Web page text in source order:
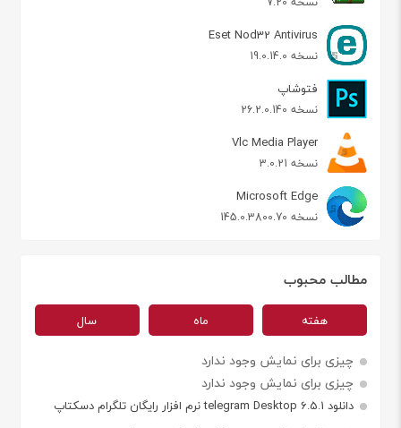
Eset Nod32 Antivirus
نسخه 19.0.14.0
فتوشاپ
نسخه 26.2.0.140
Vlc Media Player
نسخه 3.0.21
Microsoft Edge
نسخه 145.0.3800.70
مطالب محبوب
هفته ماه سال
چیزی برای نمایش وجود ندارد
چیزی برای نمایش وجود ندارد
دانلود telegram Desktop 6.5.1 نرم افزار رایگان تلگرام دسکتاپ